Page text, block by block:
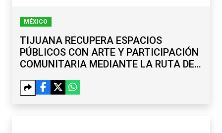
MÉXICO
TIJUANA RECUPERA ESPACIOS
PÚBLICOS CON ARTE Y PARTICIPACIÓN
COMUNITARIA MEDIANTE LA RUTA DE